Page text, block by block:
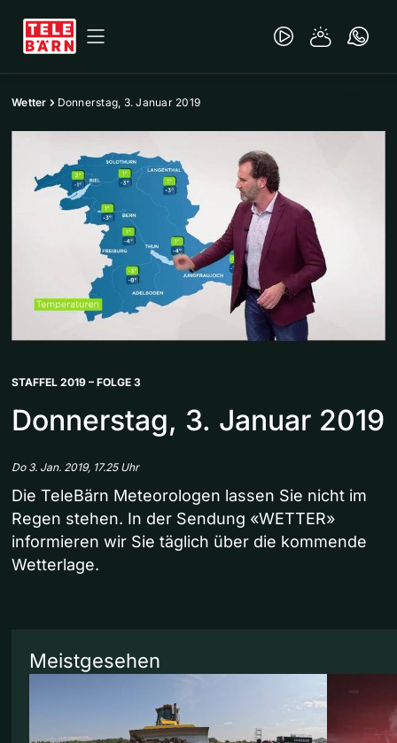
Wetter Donnerstag, 3. Januar 2019
STAFFEL 2019 – FOLGE 3
Donnerstag, 3. Januar 2019
Do 3. Jan. 2019, 17.25 Uhr
Die TeleBärn Meteorologen lassen Sie nicht im
Regen stehen. In der Sendung «WETTER»
informieren wir Sie täglich über die kommende
Wetterlage.
Meistgesehen